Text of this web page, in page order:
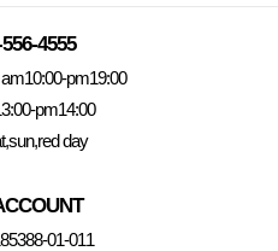
4555
pm19:00
pm14:00
day
01-011